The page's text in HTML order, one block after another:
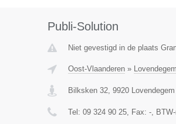
Publi-Solution
Niet gevestigd in de plaats
Oost-Vlaanderen» Lovendegem
Bilksken 32, 9920 Lovendegem
Tel: 09 324 90 25, Fax: -,